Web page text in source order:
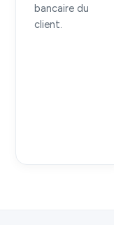
bancaire du
client.